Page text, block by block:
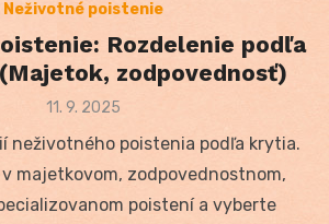
Neživotné poistenie
Rozdelenie podľa
zodpovednosť)
Posted
11. 9. 2025
neživotného poistenia podľa krytia.
majetkovom, zodpovednostnom,
poistení a vyberte